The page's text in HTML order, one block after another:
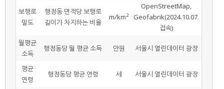
보행로
밀도
행정동 면적당 보행로
길이가 차지하는 비율
m/km2
OpenStreetMap,
Geofabrik(2024.10.07.
접속)
월평균
소득
행정동당 월 평균 소득 만원 서울시 열린데이터 광장
평균
연령
행정동당 평균 연령 세 서울시 열린데이터 광장